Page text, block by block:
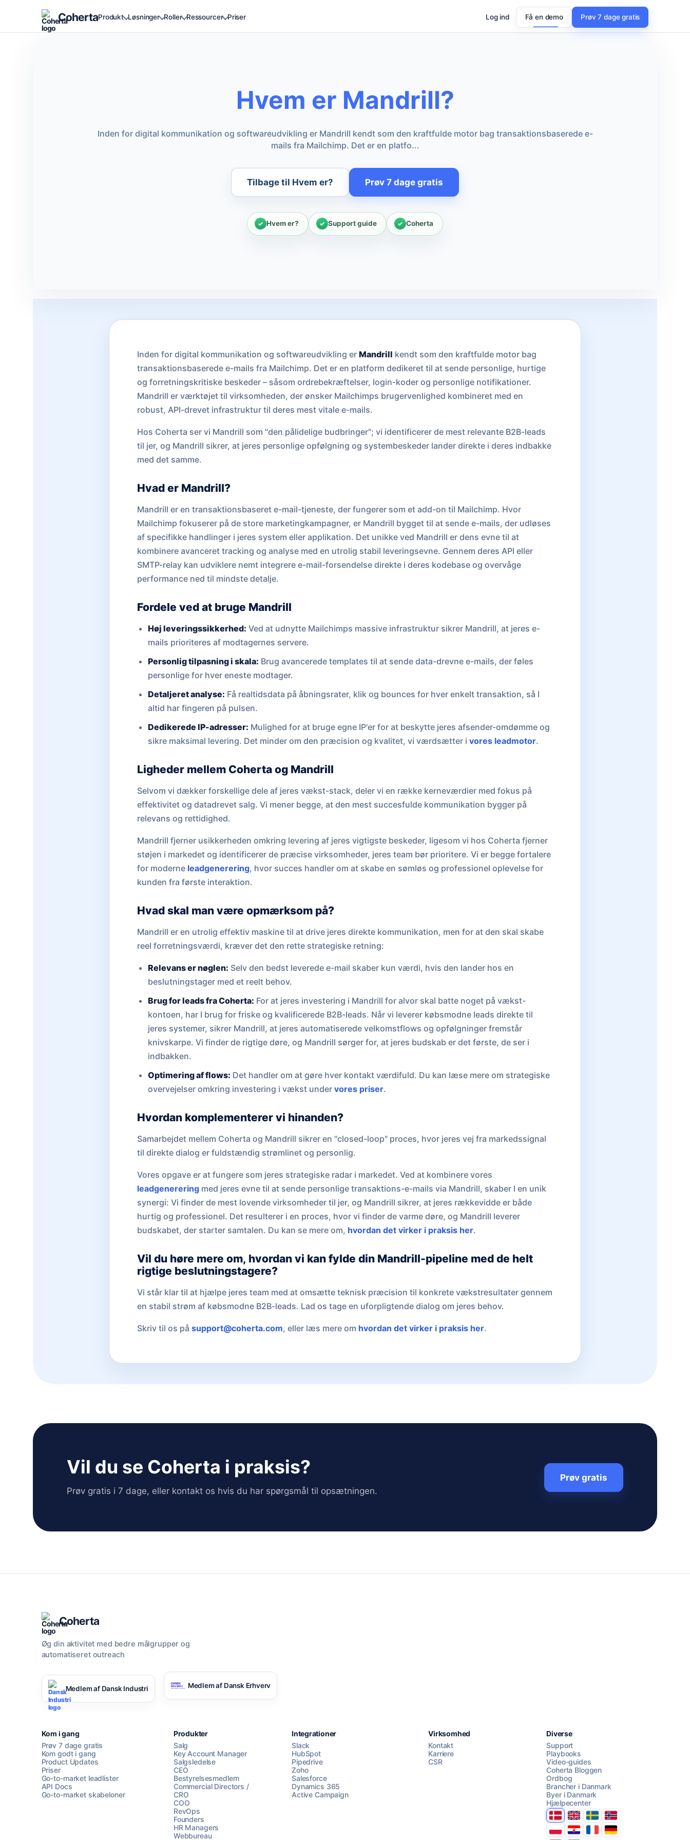
CohertaProdukt Løsninger Roller Ressourcer Priser Log ind Få en demo Prøv 7 dage gratis
Hvem er Mandrill?
Inden for digital kommunikation og softwareudvikling er Mandrill kendt som den kraftfulde motor bag transaktionsbaserede e-
mails fra Mailchimp. Det er en platfo...
Tilbage til Hvem er? Prøv 7 dage gratis
Hvem er? Support guide Coherta
Inden for digital kommunikation og softwareudvikling er Mandrill kendt som den kraftfulde motor bag
transaktionsbaserede e-mails fra Mailchimp. Det er en platform dedikeret til at sende personlige, hurtige
og forretningskritiske beskeder – såsom ordrebekræftelser, login-koder og personlige notifikationer.
Mandrill er værktøjet til virksomheden, der ønsker Mailchimps brugervenlighed kombineret med en
robust, API-drevet infrastruktur til deres mest vitale e-mails.
Hos Coherta ser vi Mandrill som "den pålidelige budbringer"; vi identificerer de mest relevante B2B-leads
til jer, og Mandrill sikrer, at jeres personlige opfølgning og systembeskeder lander direkte i deres indbakke
med det samme.
Hvad er Mandrill?
Mandrill er en transaktionsbaseret e-mail-tjeneste, der fungerer som et add-on til Mailchimp. Hvor
Mailchimp fokuserer på de store marketingkampagner, er Mandrill bygget til at sende e-mails, der udløses
af specifikke handlinger i jeres system eller applikation. Det unikke ved Mandrill er dens evne til at
kombinere avanceret tracking og analyse med en utrolig stabil leveringsevne. Gennem deres API eller
SMTP-relay kan udviklere nemt integrere e-mail-forsendelse direkte i deres kodebase og overvåge
performance ned til mindste detalje.
Fordele ved at bruge Mandrill
Høj leveringssikkerhed: Ved at udnytte Mailchimps massive infrastruktur sikrer Mandrill, at jeres e-
mails prioriteres af modtagernes servere.
Personlig tilpasning i skala: Brug avancerede templates til at sende data-drevne e-mails, der føles
personlige for hver eneste modtager.
Detaljeret analyse: Få realtidsdata på åbningsrater, klik og bounces for hver enkelt transaktion, så I
altid har fingeren på pulsen.
Dedikerede IP-adresser: Mulighed for at bruge egne IP'er for at beskytte jeres afsender-omdømme og
sikre maksimal levering. Det minder om den præcision og kvalitet, vi værdsætter ivores leadmotor.
Ligheder mellem Coherta og Mandrill
Selvom vi dækker forskellige dele af jeres vækst-stack, deler vi en række kerneværdier med fokus på
effektivitet og datadrevet salg. Vi mener begge, at den mest succesfulde kommunikation bygger på
relevans og rettidighed.
Mandrill fjerner usikkerheden omkring levering af jeres vigtigste beskeder, ligesom vi hos Coherta fjerner
støjen i markedet og identificerer de præcise virksomheder, jeres team bør prioritere. Vi er begge fortalere
for moderne leadgenerering, hvor succes handler om at skabe en sømløs og professionel oplevelse for
kunden fra første interaktion.
Hvad skal man være opmærksom på?
Mandrill er en utrolig effektiv maskine til at drive jeres direkte kommunikation, men for at den skal skabe
reel forretningsværdi, kræver det den rette strategiske retning:
Relevans er nøglen: Selv den bedst leverede e-mail skaber kun værdi, hvis den lander hos en
beslutningstager med et reelt behov.
Brug for leads fra Coherta: For at jeres investering i Mandrill for alvor skal batte noget på vækst-
kontoen, har I brug for friske og kvalificerede B2B-leads. Når vi leverer købsmodne leads direkte til
jeres systemer, sikrer Mandrill, at jeres automatiserede velkomstflows og opfølgninger fremstår
knivskarpe. Vi finder de rigtige døre, og Mandrill sørger for, at jeres budskab er det første, de ser i
indbakken.
Optimering af flows: Det handler om at gøre hver kontakt værdifuld. Du kan læse mere om strategiske
overvejelser omkring investering i vækst undervores priser.
Hvordan komplementerer vi hinanden?
Samarbejdet mellem Coherta og Mandrill sikrer en "closed-loop" proces, hvor jeres vej fra markedssignal
til direkte dialog er fuldstændig strømlinet og personlig.
Vores opgave er at fungere som jeres strategiske radar i markedet. Ved at kombinere vores
leadgenereringmed jeres evne til at sende personlige transaktions-e-mails via Mandrill, skaber I en unik
synergi: Vi finder de mest lovende virksomheder til jer, og Mandrill sikrer, at jeres rækkevidde er både
hurtig og professionel. Det resulterer i en proces, hvor vi finder de varme døre, og Mandrill leverer
budskabet, der starter samtalen. Du kan se mere om, hvordan det virker i praksis her.
Vil du høre mere om, hvordan vi kan fylde din Mandrill-pipeline med de helt
rigtige beslutningstagere?
Vi står klar til at hjælpe jeres team med at omsætte teknisk præcision til konkrete vækstresultater gennem
en stabil strøm af købsmodne B2B-leads. Lad os tage en uforpligtende dialog om jeres behov.
Skriv til os på support@coherta.com, eller læs mere om hvordan det virker i praksis her.
Vil du se Coherta i praksis?
Prøv gratis i 7 dage, eller kontakt os hvis du har spørgsmål til opsætningen.
Prøv gratis
AI Campaign Assist Chat with us
Coherta
Øg din aktivitet med bedre målgrupper og
automatiseret outreach
Medlem af Dansk Industri Medlem af Dansk Erhverv
Kom i gang
Prøv 7 dage gratis
Kom godt i gang
Product Updates
Priser
Go-to-market leadlister
API Docs
Go-to-market skabeloner
Produkter
Salg
Key Account Manager
Salgsledelse
CEO
Bestyrelsesmedlem
Commercial Directors /
CRO
COO
RevOps
Founders
HR Managers
Webbureau
Integrationer
Slack
HubSpot
Pipedrive
Zoho
Salesforce
Dynamics 365
Active Campaign
Virksomhed
Kontakt
Karriere
CSR
Diverse
Support
Playbooks
Video-guides
Coherta Bloggen
Ordbog
Brancher i Danmark
Byer i Danmark
Hjælpecenter
DanmarkUnited Kingdom
SverigeNorge
PolskaHrvatskaFranceDeutschland